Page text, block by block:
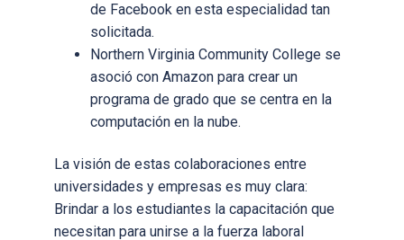
de Facebook en esta especialidad tan
solicitada.
Northern Virginia Community College se
asoció con Amazon para crear un
programa de grado que se centra en la
computación en la nube.
La visión de estas colaboraciones entre
universidades y empresas es muy clara:
Brindar a los estudiantes la capacitación que
necesitan para unirse a la fuerza laboral